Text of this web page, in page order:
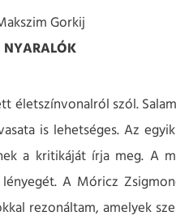
Gorkij
NYARALÓK
életszínvonalról szól.
is lehetséges. Az
a kritikáját írja meg. A
A Móricz
rezonáltam, amelyek